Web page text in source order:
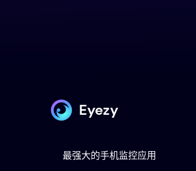
Eyezy
最强大的手机监控应用